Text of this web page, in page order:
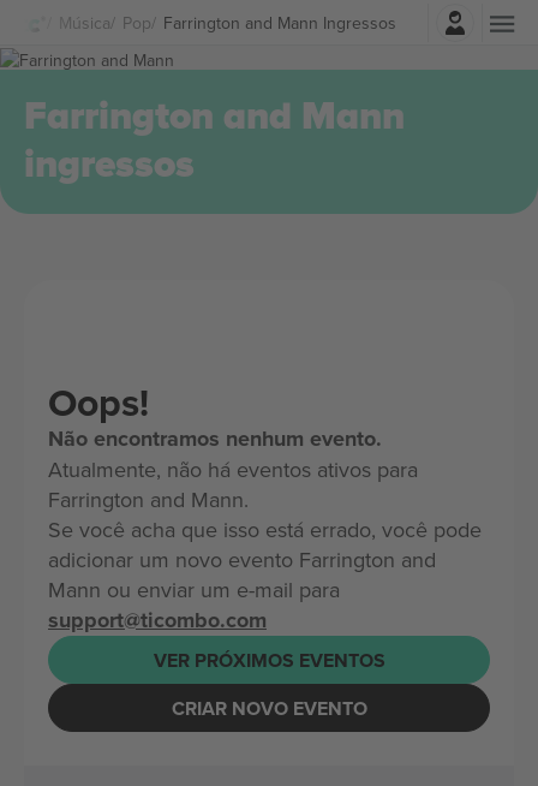
Música Pop Farrington and Mann Ingressos
Entrar
Farrington and Mann
ingressos
Oops!
Não encontramos nenhum evento.
Atualmente, não há eventos ativos para
Farrington and Mann.
Se você acha que isso está errado, você pode
adicionar um novo evento Farrington and
Mann ou enviar um e-mail para
support@ticombo.com
VER PRÓXIMOS EVENTOS
CRIAR NOVO EVENTO